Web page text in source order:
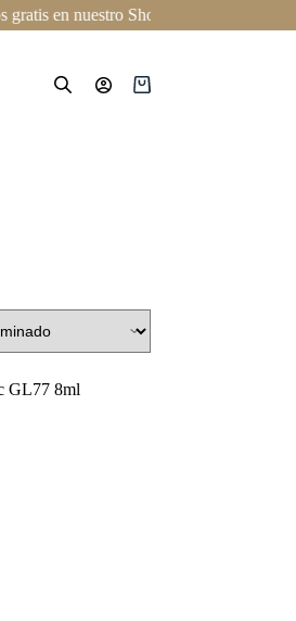
en nuestro Showroom en
Carro